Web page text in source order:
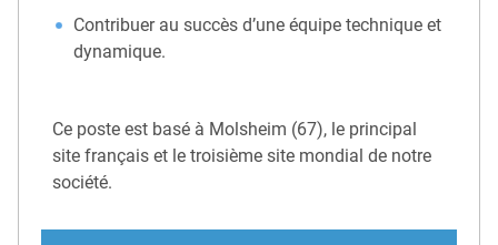
Contribuer au succès d’une équipe technique et
dynamique.
Ce poste est basé à Molsheim (67), le principal
site français et le troisième site mondial de notre
société.